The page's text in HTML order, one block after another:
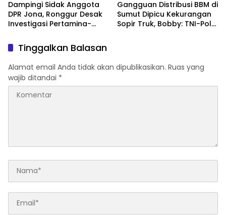
Dampingi Sidak Anggota
DPR Jona, Ronggur Desak
Investigasi Pertamina-
BBM di Sumut
Gangguan Distribusi BBM di
Sumut Dipicu Kekurangan
Sopir Truk, Bobby: TNI-Polri
Tinggalkan Balasan
Alamat email Anda tidak akan dipublikasikan. Ruas yang
wajib ditandai *